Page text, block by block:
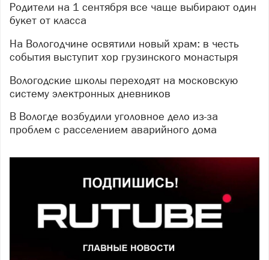
Родители на 1 сентября все чаще выбирают один
букет от класса
На Вологодчине освятили новый храм: в честь
события выступит хор грузинского монастыря
Вологодские школы переходят на московскую
систему электронных дневников
В Вологде возбудили уголовное дело из-за
проблем с расселением аварийного дома